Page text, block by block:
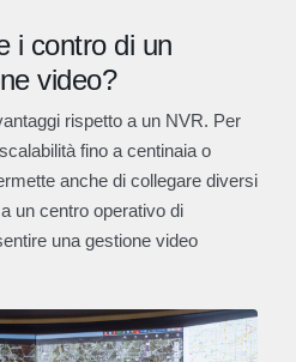
i contro di un
video?
rispetto a un NVR. Per
fino a centinaia o
anche di collegare diversi
un centro operativo di
una gestione video